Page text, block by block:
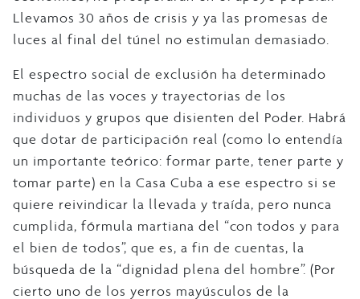
Llevamos 30 años de crisis y ya las promesas de
luces al final del túnel no estimulan demasiado.
El espectro social de exclusión ha determinado
muchas de las voces y trayectorias de los
individuos y grupos que disienten del Poder. Habrá
que dotar de participación real (como lo entendía
un importante teórico: formar parte, tener parte y
tomar parte) en la Casa Cuba a ese espectro si se
quiere reivindicar la llevada y traída, pero nunca
cumplida, fórmula martiana del “con todos y para
el bien de todos”, que es, a fin de cuentas, la
búsqueda de la “dignidad plena del hombre”. (Por
cierto uno de los yerros mayúsculos de la